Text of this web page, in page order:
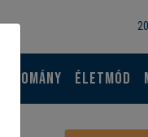
Életmód